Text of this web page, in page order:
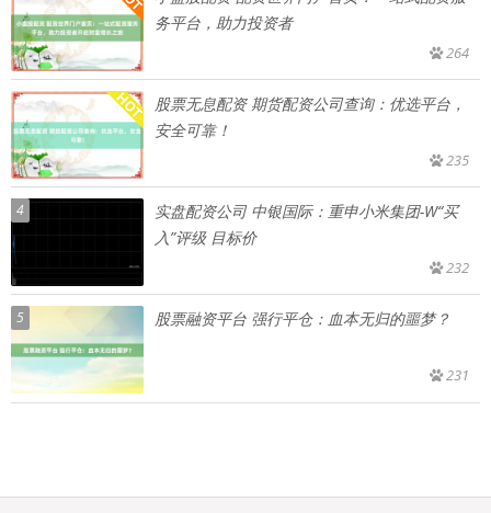
务平台，助力投资者
264
股票无息配资 期货配资公司查询：优选平台，
安全可靠！
235
4
实盘配资公司 中银国际：重申小米集团-W“买
入”评级 目标价
232
5 股票融资平台 强行平仓：血本无归的噩梦？
231